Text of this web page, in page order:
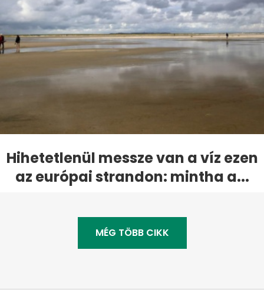
Hihetetlenül messze van a víz ezen
az európai strandon: mintha a...
MÉG TÖBB CIKK